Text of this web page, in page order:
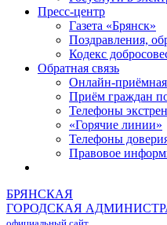
Пресс-центр
Газета «Брянск»
Поздравления,
Кодекс
Обратная связь
Онлайн-приёмная
Приём граждан
Телефоны
«Горячие линии»
Телефоны
Правовое
БРЯНСКАЯ
ГОРОДСКАЯ